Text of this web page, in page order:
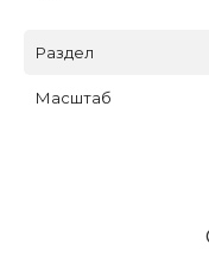
Раздел
Масштаб